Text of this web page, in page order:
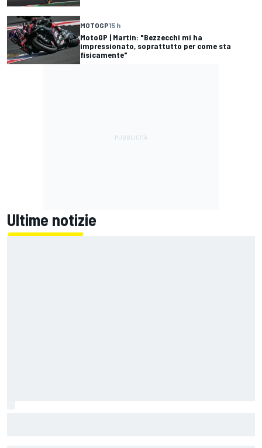
MOTOGP15 h
MotoGP | Martin: "Bezzecchi mi ha
impressionato, soprattutto per come sta
fisicamente"
Ultime notizie